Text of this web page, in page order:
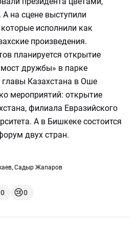
на сцене выступили
исполнили как
произведения.
планируется открытие
дружбы» в парке
Казахстана в Оше
мероприятий: открытие
филиала Евразийского
А в Бишкеке состоится
двух стран.
, Садыр Жапаров
0 😢0